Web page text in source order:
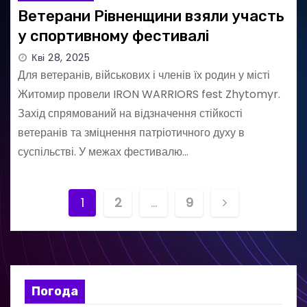
Ветерани Рівненщини взяли участь
у спортивному фестивалі
Кві 28, 2025
Для ветеранів, військових і членів їх родин у місті
Житомир провели IRON WARRIORS fest Zhytomyr.
Захід спрямований на відзначення стійкості
ветеранів та зміцнення патріотичного духу в
суспільстві. У межах фестивалю…
а
в
і
1 2 … 9
Погода